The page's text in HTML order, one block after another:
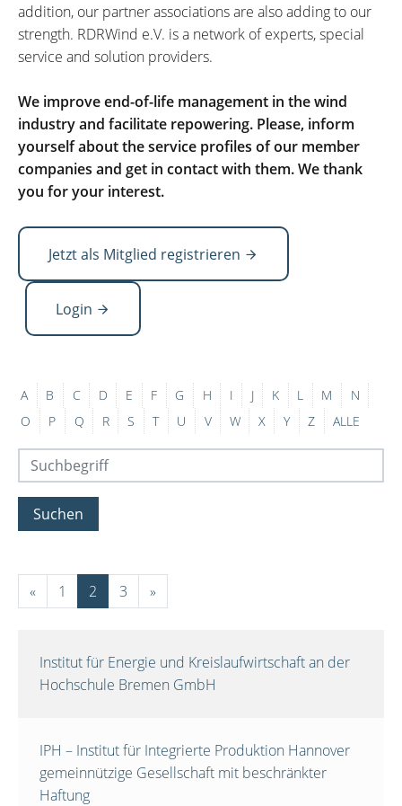
addition, our partner associations are also adding to our
strength. RDRWind e.V. is a network of experts, special
service and solution providers.
We improve end-of-life management in the wind
industry and facilitate repowering. Please, inform
yourself about the service profiles of our member
companies and get in contact with them. We thank
you for your interest.
Jetzt als Mitglied registrieren
Login
A B C D E F G H I J K L M
N
O
P Q R S T U V W X Y Z ALLE
Suchen
« 1 2 3 »
Institut für Energie und Kreislaufwirtschaft an der
Hochschule Bremen GmbH
IPH – Institut für Integrierte Produktion Hannover
gemeinnützige Gesellschaft mit beschränkter
Haftung